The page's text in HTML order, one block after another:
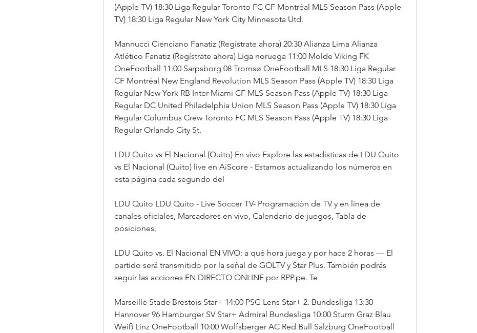
(Apple TV) 18:30 Liga Regular Toronto FC CF Montréal MLS Season Pass (Apple
TV) 18:30 Liga Regular New York City Minnesota Utd.
Mannucci Cienciano Fanatiz (Regístrate ahora) 20:30 Alianza Lima Alianza
Atlético Fanatiz (Regístrate ahora) Liga noruega 11:00 Molde Viking FK
OneFootball 11:00 Sarpsborg 08 Tromsø OneFootball MLS 18:30 Liga Regular
CF Montréal New England Revolution MLS Season Pass (Apple TV) 18:30 Liga
Regular New York RB Inter Miami CF MLS Season Pass (Apple TV) 18:30 Liga
Regular DC United Philadelphia Union MLS Season Pass (Apple TV) 18:30 Liga
Regular Columbus Crew Toronto FC MLS Season Pass (Apple TV) 18:30 Liga
Regular Orlando City St.
LDU Quito vs El Nacional (Quito) En vivo Explore las estadísticas de LDU Quito
vs El Nacional (Quito) live en AiScore - Estamos actualizando los números en
esta página cada segundo del
LDU Quito LDU Quito - Live Soccer TV- Programación de TV y en línea de
canales oficiales, Marcadores en vivo, Calendario de juegos, Tabla de
posiciones,
LDU Quito vs. El Nacional EN VIVO: a qué hora juega y por hace 2 horas — El
partido será transmitido por la señal de GOLTV y Star Plus. También podrás
seguir las acciones EN DIRECTO ONLINE por RPP.pe. Te
Marseille Stade Brestois Star+ 14:00 PSG Lens Star+ 2. Bundesliga 13:30
Hannover 96 Hamburger SV Star+ Admiral Bundesliga 10:00 Sturm Graz Blau
Weiß Linz OneFootball 10:00 Wolfsberger AC Red Bull Salzburg OneFootball